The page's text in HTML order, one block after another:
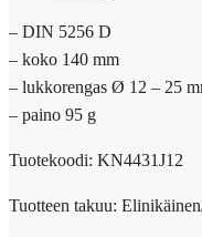
– DIN 5256 D
– koko 140 mm
– lukkorengas Ø 12 – 25
– paino 95 g
Tuotekoodi: KN4431J12
Tuotteen takuu: